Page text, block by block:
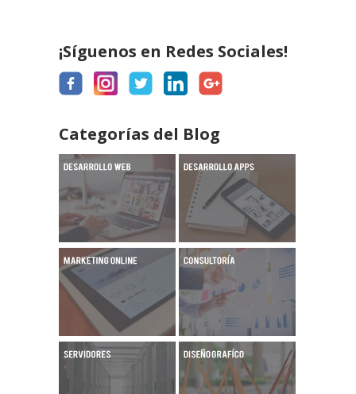
¡Síguenos en Redes Sociales!
Categorías del Blog